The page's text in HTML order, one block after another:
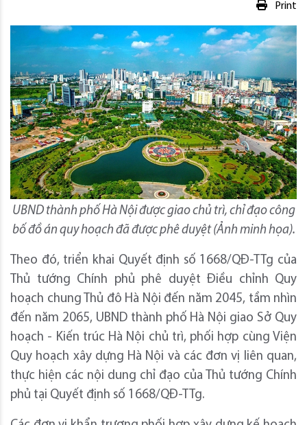
Print
UBND thành phố Hà Nội được giao chủ trì, chỉ đạo công
bố đồ án quy hoạch đã được phê duyệt (Ảnh minh họa).
Theo đó, triển khai Quyết định số 1668/QĐ-TTg của
Thủ tướng Chính phủ phê duyệt Điều chỉnh Quy
hoạch chung Thủ đô Hà Nội đến năm 2045, tầm nhìn
đến năm 2065, UBND thành phố Hà Nội giao Sở Quy
hoạch - Kiến trúc Hà Nội chủ trì, phối hợp cùng Viện
Quy hoạch xây dựng Hà Nội và các đơn vị liên quan,
thực hiện các nội dung chỉ đạo của Thủ tướng Chính
phủ tại Quyết định số 1668/QĐ-TTg.